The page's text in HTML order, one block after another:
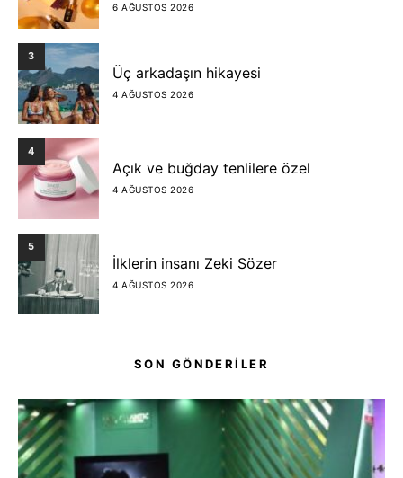
6 AĞUSTOS 2026
3
Üç arkadaşın hikayesi
4 AĞUSTOS 2026
4
Açık ve buğday tenlilere özel
4 AĞUSTOS 2026
5
İlklerin insanı Zeki Sözer
4 AĞUSTOS 2026
SON GÖNDERİLER